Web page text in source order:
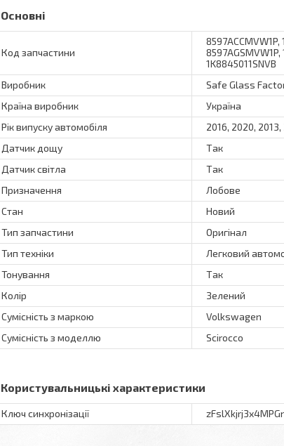
Основні
Код запчастини
8597ACCMVW1P,
8597AGSMVW1P,
1K8845011SNVB
Виробник
Safe Glass
Країна виробник
Україна
Рік випуску автомобіля
2016, 2020, 2013,
Датчик дощу
Так
Датчик світла
Так
Призначення
Лобове
Стан
Новий
Тип запчастини
Оригінал
Тип техніки
Легковий
Тонування
Так
Колір
Зелений
Сумісність з маркою
Volkswagen
Сумісність з моделлю
Scirocco
Користувальницькі характеристики
Ключ синхронізації